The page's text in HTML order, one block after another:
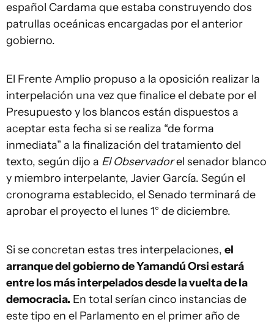
español Cardama que estaba construyendo dos
patrullas oceánicas encargadas por el anterior
gobierno.
El Frente Amplio propuso a la oposición realizar la
interpelación una vez que finalice el debate por el
Presupuesto y los blancos están dispuestos a
aceptar esta fecha si se realiza “de forma
inmediata” a la finalización del tratamiento del
texto, según dijo a El Observadorel senador blanco
y miembro interpelante, Javier García. Según el
cronograma establecido, el Senado terminará de
aprobar el proyecto el lunes 1° de diciembre.
Si se concretan estas tres interpelaciones, el
arranque del gobierno de Yamandú Orsi estará
entre los más interpelados desde la vuelta de la
democracia. En total serían cinco instancias de
este tipo en el Parlamento en el primer año de